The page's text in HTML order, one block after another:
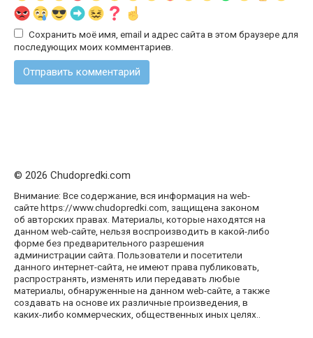
Сохранить моё имя, email и адрес сайта в этом браузере для
последующих моих комментариев.
© 2026 Chudopredki.com
Внимание: Все содержание, вся информация на web-
сайте https://www.chudopredki.com, защищена законом
об авторских правах. Материалы, которые находятся на
данном web-сайте, нельзя воспроизводить в какой-либо
форме без предварительного разрешения
администрации сайта. Пользователи и посетители
данного интернет-сайта, не имеют права публиковать,
распространять, изменять или передавать любые
материалы, обнаруженные на данном web-сайте, а также
создавать на основе их различные произведения, в
каких-либо коммерческих, общественных иных целях..